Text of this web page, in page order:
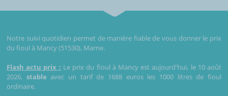
Notre suivi quotidien permet de manière fiable de vous donner le prix
du fioul à Mancy (51530), Marne.
Flash actu prix : Le prix du fioul à Mancy est aujourd'hui, le 10 août
2026, stable avec un tarif de 1688 euros les 1000 litres de fioul
ordinaire.